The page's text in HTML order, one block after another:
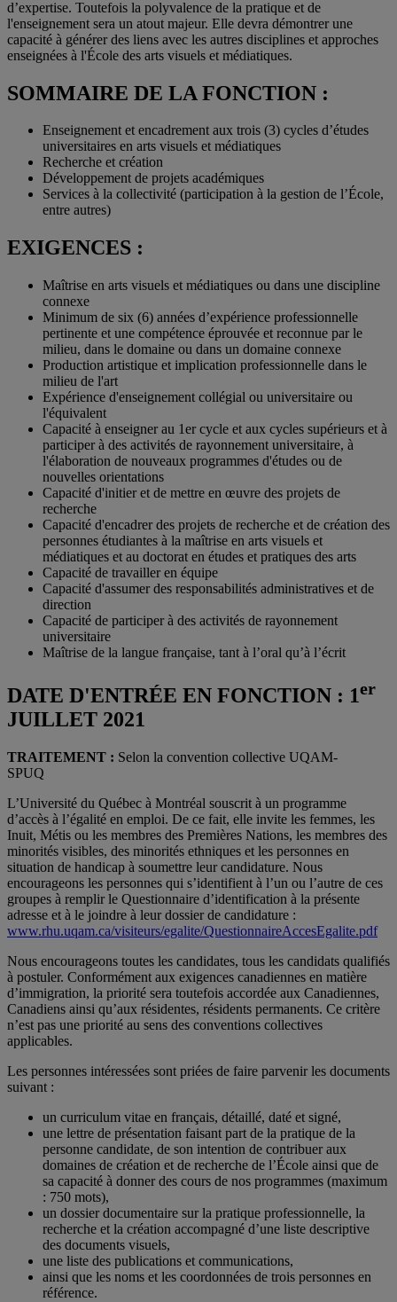
d’expertise. Toutefois la polyvalence de la pratique et de
l'enseignement sera un atout majeur. Elle devra démontrer une
capacité à générer des liens avec les autres disciplines et approches
enseignées à l'École des arts visuels et médiatiques.
SOMMAIRE DE LA FONCTION :
Enseignement et encadrement aux trois (3) cycles d’études
universitaires en arts visuels et médiatiques
Recherche et création
Développement de projets académiques
Services à la collectivité (participation à la gestion de l’École,
entre autres)
EXIGENCES :
Maîtrise en arts visuels et médiatiques ou dans une discipline
connexe
Minimum de six (6) années d’expérience professionnelle
pertinente et une compétence éprouvée et reconnue par le
milieu, dans le domaine ou dans un domaine connexe
Production artistique et implication professionnelle dans le
milieu de l'art
Expérience d'enseignement collégial ou universitaire ou
l'équivalent
Capacité à enseigner au 1er cycle et aux cycles supérieurs et à
participer à des activités de rayonnement universitaire, à
l'élaboration de nouveaux programmes d'études ou de
nouvelles orientations
Capacité d'initier et de mettre en œuvre des projets de
recherche
Capacité d'encadrer des projets de recherche et de création des
personnes étudiantes à la maîtrise en arts visuels et
médiatiques et au doctorat en études et pratiques des arts
Capacité de travailler en équipe
Capacité d'assumer des responsabilités administratives et de
direction
Capacité de participer à des activités de rayonnement
universitaire
Maîtrise de la langue française, tant à l’oral qu’à l’écrit
DATE D'ENTRÉE EN FONCTION : 1er
JUILLET 2021
TRAITEMENT : Selon la convention collective UQAM-
SPUQ
L’Université du Québec à Montréal souscrit à un programme
d’accès à l’égalité en emploi. De ce fait, elle invite les femmes, les
Inuit, Métis ou les membres des Premières Nations, les membres des
minorités visibles, des minorités ethniques et les personnes en
situation de handicap à soumettre leur candidature. Nous
encourageons les personnes qui s’identifient à l’un ou l’autre de ces
groupes à remplir le Questionnaire d’identification à la présente
adresse et à le joindre à leur dossier de candidature :
www.rhu.uqam.ca/visiteurs/egalite/QuestionnaireAccesEgalite.pdf
Nous encourageons toutes les candidates, tous les candidats qualifiés
à postuler. Conformément aux exigences canadiennes en matière
d’immigration, la priorité sera toutefois accordée aux Canadiennes,
Canadiens ainsi qu’aux résidentes, résidents permanents. Ce critère
n’est pas une priorité au sens des conventions collectives
applicables.
Les personnes intéressées sont priées de faire parvenir les documents
suivant :
un curriculum vitae en français, détaillé, daté et signé,
une lettre de présentation faisant part de la pratique de la
personne candidate, de son intention de contribuer aux
domaines de création et de recherche de l’École ainsi que de
sa capacité à donner des cours de nos programmes (maximum
: 750 mots),
un dossier documentaire sur la pratique professionnelle, la
recherche et la création accompagné d’une liste descriptive
des documents visuels,
une liste des publications et communications,
ainsi que les noms et les coordonnées de trois personnes en
référence.